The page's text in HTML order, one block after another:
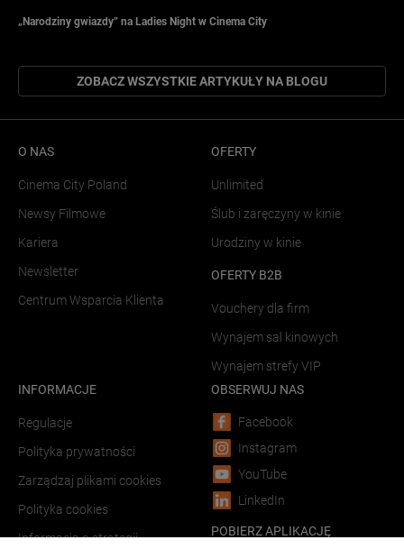
„Narodziny gwiazdy” na Ladies Night w Cinema City
ZOBACZ WSZYSTKIE ARTYKUŁY NA BLOGU
O NAS
Cinema City Poland
Newsy Filmowe
Kariera
Newsletter
Centrum Wsparcia Klienta
OFERTY
Unlimited
Ślub i zaręczyny w kinie
Urodziny w kinie
OFERTY B2B
Vouchery dla firm
Wynajem sal kinowych
Wynajem strefy VIP
INFORMACJE
Regulacje
Polityka prywatności
Zarządzaj plikami cookies
Polityka cookies
Informacja o strategii
OBSERWUJ NAS
Facebook
Instagram
YouTube
LinkedIn
POBIERZ APLIKACJĘ